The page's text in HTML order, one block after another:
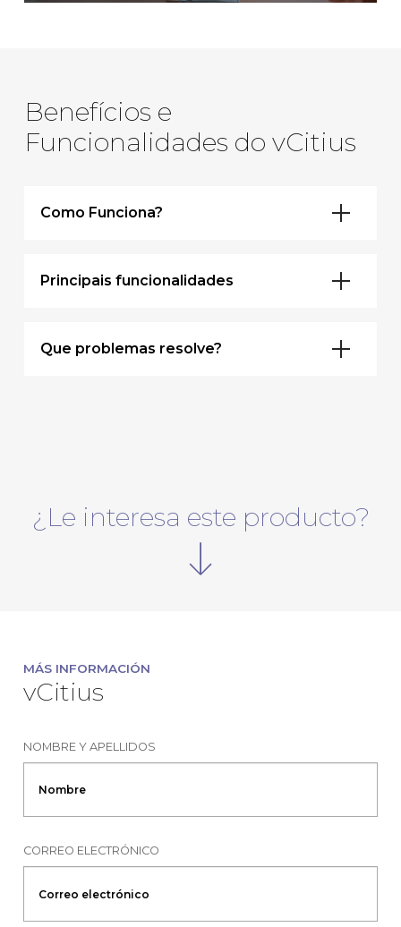
Benefícios e
Funcionalidades do vCitius
Como Funciona?
Principais funcionalidades
Que problemas resolve?
¿Le interesa este producto?
MÁS INFORMACIÓN
vCitius
NOMBRE Y APELLIDOS
CORREO ELECTRÓNICO